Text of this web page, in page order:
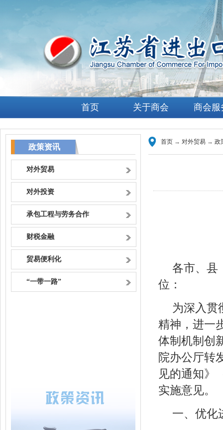
首页 关于商会 商会服
政策资讯
对外贸易
对外投资
承包工程与劳务合作
财税金融
贸易便利化
“一带一路”
首页 → 对外贸易 → 政
各市、县
位：
为深入贯
精神，进一
体制机制创
院办公厅转
见的通知》
实施意见。
一、优化